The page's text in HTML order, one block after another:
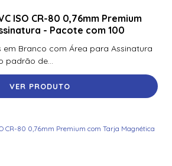
ISO CR-80 0,76mm Premium
- Pacote com 100
em Branco com Área para Assinatura
padrão de...
VER PRODUTO